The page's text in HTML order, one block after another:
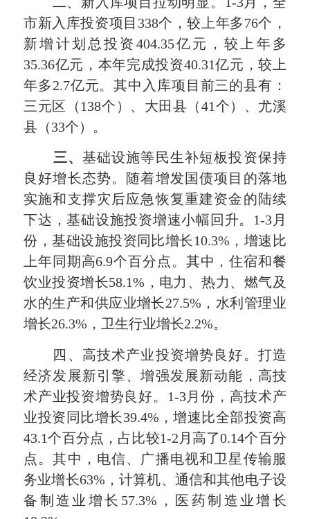
市新入库投资项目338个，较上年多76个，
新增计划总投资404.35亿元，较上年多
35.36亿元，本年完成投资40.31亿元，较上
年多2.7亿元。其中入库项目前三的县有：
三元区（138个）、大田县（41个）、尤溪
县（33个）。
三、 基础设施等民生补短板投资保持
良好增长态势。随着增发国债项目的落地
实施和支撑灾后应急恢复重建资金的陆续
下达，基础设施投资增速小幅回升。1-3月
份，基础设施投资同比增长10.3%，增速比
上年同期高6.9个百分点。其中，住宿和餐
饮业投资增长58.1%，电力、热力、燃气及
水的生产和供应业增长27.5%，水利管理业
增长26.3%，卫生行业增长2.2%。
四、高技术产业投资增势良好。打造
经济发展新引擎、增强发展新动能，高技
术产业投资增势良好。1-3月份，高技术产
业投资同比增长39.4%，增速比全部投资高
43.1个百分点，占比较1-2月高了0.14个百分
点。其中，电信、广播电视和卫星传输服
务业增长63%，计算机、通信和其他电子设
备制造业增长57.3%，医药制造业增长